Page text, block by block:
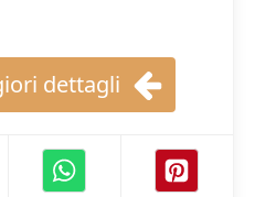
dettagli